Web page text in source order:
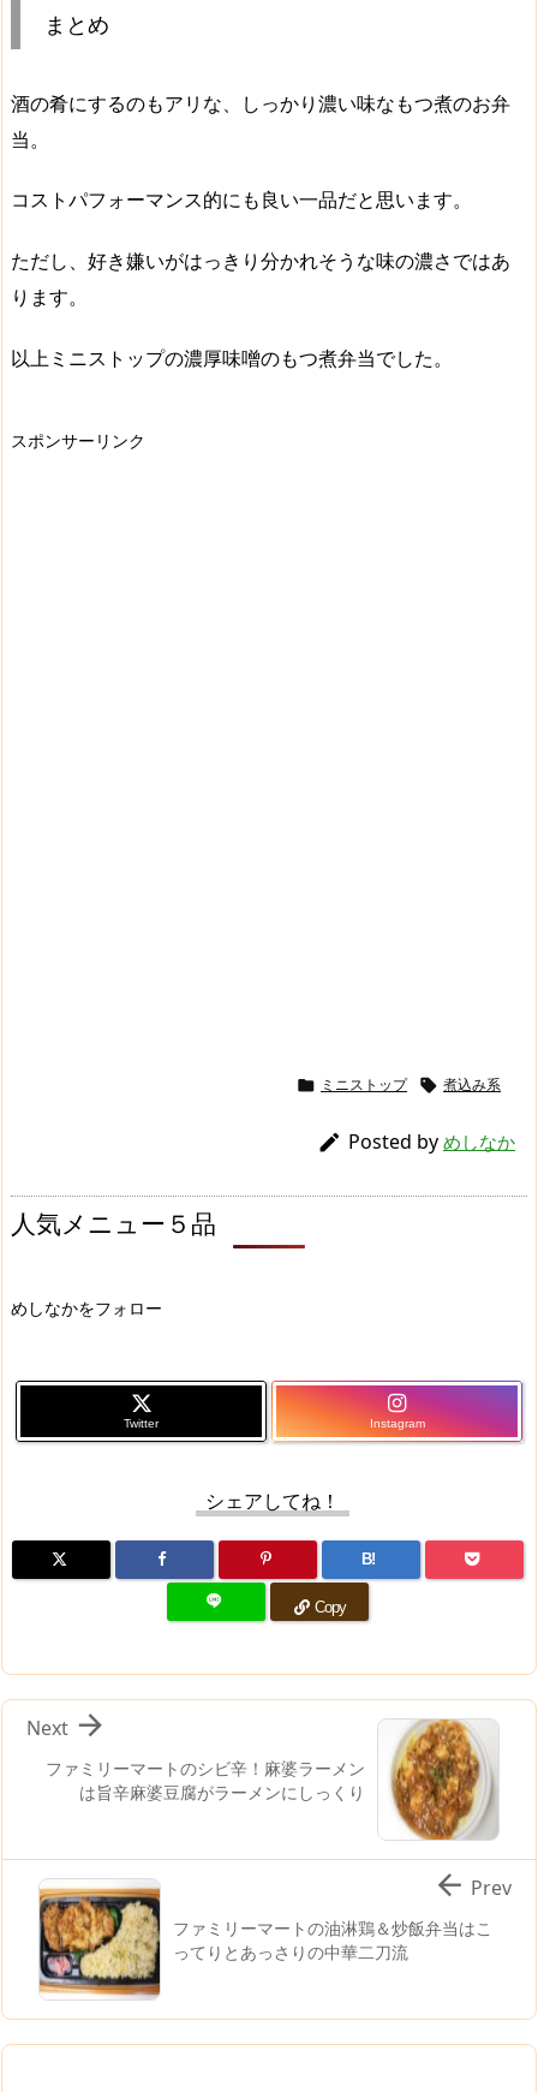
まとめ
酒の肴にするのもアリな、 しっかり濃い味なもつ煮のお弁
当。
コストパフォーマンス的にも良い一品だと思います。
ただし、好き嫌いがはっきり分かれそうな味の濃さではあ
ります。
以上ミニストップの濃厚味噌のもつ煮弁当でした。
スポンサーリンク
 ミニストップ  煮込み系
 Posted by めしなか
人気メニュー５品
めしなかをフォロー
Twitter Instagram
シェアしてね！
B!
Copy
ファミリーマートのシビ辛！麻婆ラーメン
は旨辛麻婆豆腐がラーメンにしっくり

Next
ファミリーマートの油淋鶏＆炒飯弁当はこ
ってりとあっさりの中華二刀流
 Prev